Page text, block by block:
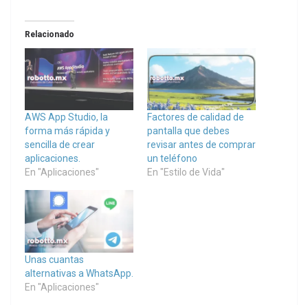
Relacionado
AWS App Studio, la
forma más rápida y
sencilla de crear
aplicaciones.
En "Aplicaciones"
Factores de calidad de
pantalla que debes
revisar antes de comprar
un teléfono
En "Estilo de Vida"
Unas cuantas
alternativas a WhatsApp.
En "Aplicaciones"